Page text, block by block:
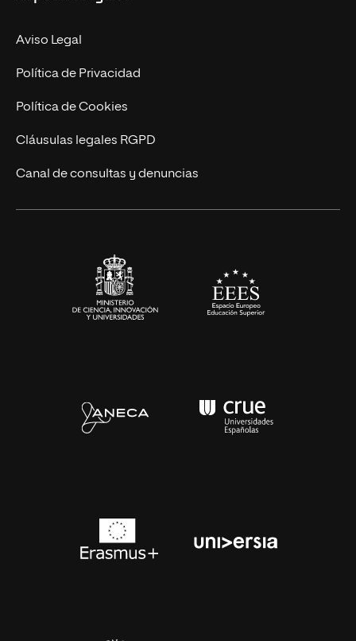
MBA
Marketing y Comunicación
Ingeniería
Diseño
Ciencias de la Salud
Nuestro Equipo
Contacto
Aviso Legal
Política de Privacidad
Política de Cookies
Cláusulas legales RGPD
Canal de consultas y denuncias